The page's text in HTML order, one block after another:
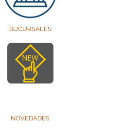
SUCURSALES
NOVEDADES